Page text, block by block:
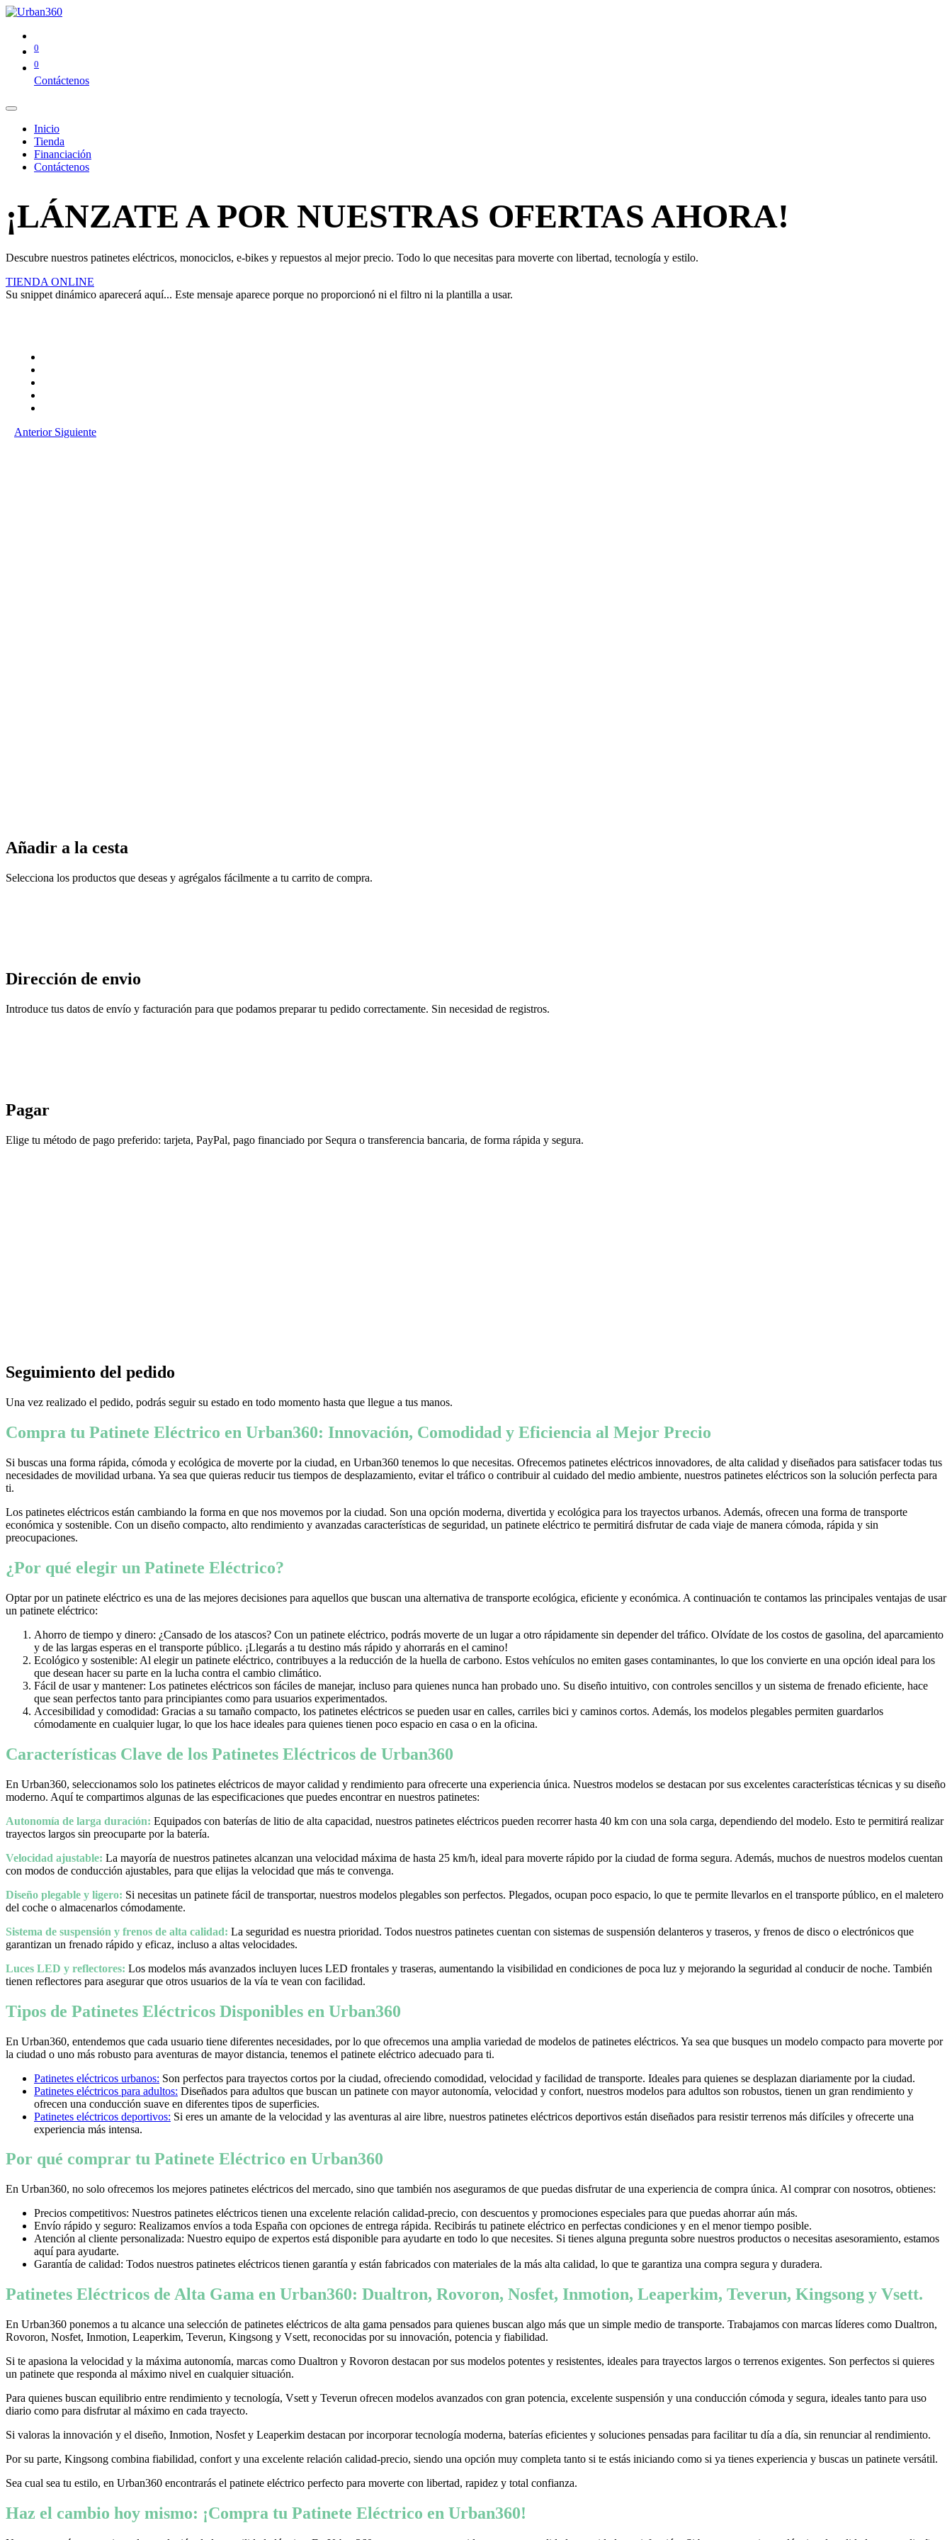
0
0
Contáctenos
Inicio
Tienda
Financiación
Contáctenos
¡LÁNZATE A POR NUESTRAS OFERTAS AHORA!
Descubre nuestros patinetes eléctricos, monociclos, e-bikes y repuestos al mejor precio. Todo lo que necesitas para moverte con libertad, tecnología y estilo.
TIENDA ONLINE
Su snippet dinámico aparecerá aquí... Este mensaje aparece porque no proporcionó ni el filtro ni la plantilla a usar.
Anterior Siguiente
Añadir a la cesta
Selecciona los productos que deseas y agrégalos fácilmente a tu carrito de compra.
Dirección de envio
Introduce tus datos de envío y facturación para que podamos preparar tu pedido correctamente. Sin necesidad de registros.
Pagar
Elige tu método de pago preferido: tarjeta, PayPal, pago financiado por Sequra o transferencia bancaria, de forma rápida y segura.
Seguimiento del pedido
Una vez realizado el pedido, podrás seguir su estado en todo momento hasta que llegue a tus manos.
Compra tu Patinete Eléctrico en Urban360: Innovación, Comodidad y Eficiencia al Mejor Precio
Si buscas una forma rápida, cómoda y ecológica de moverte por la ciudad, en Urban360 tenemos lo que necesitas. Ofrecemos patinetes eléctricos innovadores, de alta calidad y diseñados para satisfacer todas tus
necesidades de movilidad urbana. Ya sea que quieras reducir tus tiempos de desplazamiento, evitar el tráfico o contribuir al cuidado del medio ambiente, nuestros patinetes eléctricos son la solución perfecta para
ti.
Los patinetes eléctricos están cambiando la forma en que nos movemos por la ciudad. Son una opción moderna, divertida y ecológica para los trayectos urbanos. Además, ofrecen una forma de transporte
económica y sostenible. Con un diseño compacto, alto rendimiento y avanzadas características de seguridad, un patinete eléctrico te permitirá disfrutar de cada viaje de manera cómoda, rápida y sin
preocupaciones.
¿Por qué elegir un Patinete Eléctrico?
Optar por un patinete eléctrico es una de las mejores decisiones para aquellos que buscan una alternativa de transporte ecológica, eficiente y económica. A continuación te contamos las principales ventajas de usar
un patinete eléctrico:
Ahorro de tiempo y dinero: ¿Cansado de los atascos? Con un patinete eléctrico, podrás moverte de un lugar a otro rápidamente sin depender del tráfico. Olvídate de los costos de gasolina, del aparcamiento
y de las largas esperas en el transporte público. ¡Llegarás a tu destino más rápido y ahorrarás en el camino!
Ecológico y sostenible: Al elegir un patinete eléctrico, contribuyes a la reducción de la huella de carbono. Estos vehículos no emiten gases contaminantes, lo que los convierte en una opción ideal para los
que desean hacer su parte en la lucha contra el cambio climático.
Fácil de usar y mantener: Los patinetes eléctricos son fáciles de manejar, incluso para quienes nunca han probado uno. Su diseño intuitivo, con controles sencillos y un sistema de frenado eficiente, hace
que sean perfectos tanto para principiantes como para usuarios experimentados.
Accesibilidad y comodidad: Gracias a su tamaño compacto, los patinetes eléctricos se pueden usar en calles, carriles bici y caminos cortos. Además, los modelos plegables permiten guardarlos
cómodamente en cualquier lugar, lo que los hace ideales para quienes tienen poco espacio en casa o en la oficina.
Características Clave de los Patinetes Eléctricos de Urban360
En Urban360, seleccionamos solo los patinetes eléctricos de mayor calidad y rendimiento para ofrecerte una experiencia única. Nuestros modelos se destacan por sus excelentes características técnicas y su diseño
moderno. Aquí te compartimos algunas de las especificaciones que puedes encontrar en nuestros patinetes:
Autonomía de larga duración: Equipados con baterías de litio de alta capacidad, nuestros patinetes eléctricos pueden recorrer hasta 40 km con una sola carga, dependiendo del modelo. Esto te permitirá realizar
trayectos largos sin preocuparte por la batería.
Velocidad ajustable: La mayoría de nuestros patinetes alcanzan una velocidad máxima de hasta 25 km/h, ideal para moverte rápido por la ciudad de forma segura. Además, muchos de nuestros modelos cuentan
con modos de conducción ajustables, para que elijas la velocidad que más te convenga.
Diseño plegable y ligero: Si necesitas un patinete fácil de transportar, nuestros modelos plegables son perfectos. Plegados, ocupan poco espacio, lo que te permite llevarlos en el transporte público, en el maletero
del coche o almacenarlos cómodamente.
Sistema de suspensión y frenos de alta calidad: La seguridad es nuestra prioridad. Todos nuestros patinetes cuentan con sistemas de suspensión delanteros y traseros, y frenos de disco o electrónicos que
garantizan un frenado rápido y eficaz, incluso a altas velocidades.
Luces LED y reflectores: Los modelos más avanzados incluyen luces LED frontales y traseras, aumentando la visibilidad en condiciones de poca luz y mejorando la seguridad al conducir de noche. También
tienen reflectores para asegurar que otros usuarios de la vía te vean con facilidad.
Tipos de Patinetes Eléctricos Disponibles en Urban360
En Urban360, entendemos que cada usuario tiene diferentes necesidades, por lo que ofrecemos una amplia variedad de modelos de patinetes eléctricos. Ya sea que busques un modelo compacto para moverte por
la ciudad o uno más robusto para aventuras de mayor distancia, tenemos el patinete eléctrico adecuado para ti.
Patinetes eléctricos urbanos: Son perfectos para trayectos cortos por la ciudad, ofreciendo comodidad, velocidad y facilidad de transporte. Ideales para quienes se desplazan diariamente por la ciudad.
Patinetes eléctricos para adultos: Diseñados para adultos que buscan un patinete con mayor autonomía, velocidad y confort, nuestros modelos para adultos son robustos, tienen un gran rendimiento y
ofrecen una conducción suave en diferentes tipos de superficies.
Patinetes eléctricos deportivos: Si eres un amante de la velocidad y las aventuras al aire libre, nuestros patinetes eléctricos deportivos están diseñados para resistir terrenos más difíciles y ofrecerte una
experiencia más intensa.
Por qué comprar tu Patinete Eléctrico en Urban360
En Urban360, no solo ofrecemos los mejores patinetes eléctricos del mercado, sino que también nos aseguramos de que puedas disfrutar de una experiencia de compra única. Al comprar con nosotros, obtienes:
Precios competitivos: Nuestros patinetes eléctricos tienen una excelente relación calidad-precio, con descuentos y promociones especiales para que puedas ahorrar aún más.
Envío rápido y seguro: Realizamos envíos a toda España con opciones de entrega rápida. Recibirás tu patinete eléctrico en perfectas condiciones y en el menor tiempo posible.
Atención al cliente personalizada: Nuestro equipo de expertos está disponible para ayudarte en todo lo que necesites. Si tienes alguna pregunta sobre nuestros productos o necesitas asesoramiento, estamos
aquí para ayudarte.
Garantía de calidad: Todos nuestros patinetes eléctricos tienen garantía y están fabricados con materiales de la más alta calidad, lo que te garantiza una compra segura y duradera.
Patinetes Eléctricos de Alta Gama en Urban360: Dualtron, Rovoron, Nosfet, Inmotion, Leaperkim, Teverun, Kingsong y Vsett.
En Urban360 ponemos a tu alcance una selección de patinetes eléctricos de alta gama pensados para quienes buscan algo más que un simple medio de transporte. Trabajamos con marcas líderes como Dualtron,
Rovoron, Nosfet, Inmotion, Leaperkim, Teverun, Kingsong y Vsett, reconocidas por su innovación, potencia y fiabilidad.
Si te apasiona la velocidad y la máxima autonomía, marcas como Dualtron y Rovoron destacan por sus modelos potentes y resistentes, ideales para trayectos largos o terrenos exigentes. Son perfectos si quieres
un patinete que responda al máximo nivel en cualquier situación.
Para quienes buscan equilibrio entre rendimiento y tecnología, Vsett y Teverun ofrecen modelos avanzados con gran potencia, excelente suspensión y una conducción cómoda y segura, ideales tanto para uso
diario como para disfrutar al máximo en cada trayecto.
Si valoras la innovación y el diseño, Inmotion, Nosfet y Leaperkim destacan por incorporar tecnología moderna, baterías eficientes y soluciones pensadas para facilitar tu día a día, sin renunciar al rendimiento.
Por su parte, Kingsong combina fiabilidad, confort y una excelente relación calidad-precio, siendo una opción muy completa tanto si te estás iniciando como si ya tienes experiencia y buscas un patinete versátil.
Sea cual sea tu estilo, en Urban360 encontrarás el patinete eléctrico perfecto para moverte con libertad, rapidez y total confianza.
Haz el cambio hoy mismo: ¡Compra tu Patinete Eléctrico en Urban360!